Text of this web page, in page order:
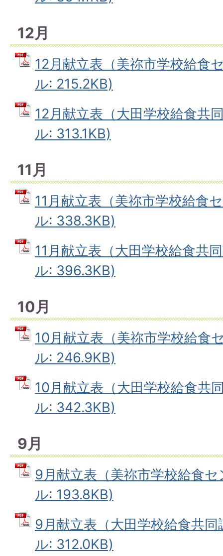
12月
12月献立表（美祢市学校給食
ル: 215.2KB)
12月献立表（大田学校給食共
ル: 313.1KB)
11月
11月献立表（美祢市学校給食
ル: 338.3KB)
11月献立表（大田学校給食共
ル: 396.3KB)
10月
10月献立表（美祢市学校給食
ル: 246.9KB)
10月献立表（大田学校給食共
ル: 342.3KB)
9月
9月献立表（美祢市学校給食
ル: 193.8KB)
9月献立表（大田学校給食共
ル: 312.0KB)